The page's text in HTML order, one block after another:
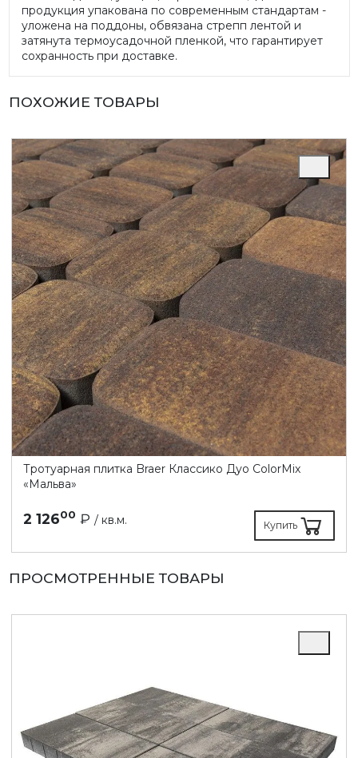
продукция упакована по современным стандартам -
уложена на поддоны, обвязана стрепп лентой и
затянута термоусадочной пленкой, что гарантирует
сохранность при доставке.
ПОХОЖИЕ ТОВАРЫ
Тротуарная плитка Braer Классико Дуо ColorMix
«Мальва»
2 12600 ₽ / кв.м. Купить
ПРОСМОТРЕННЫЕ ТОВАРЫ